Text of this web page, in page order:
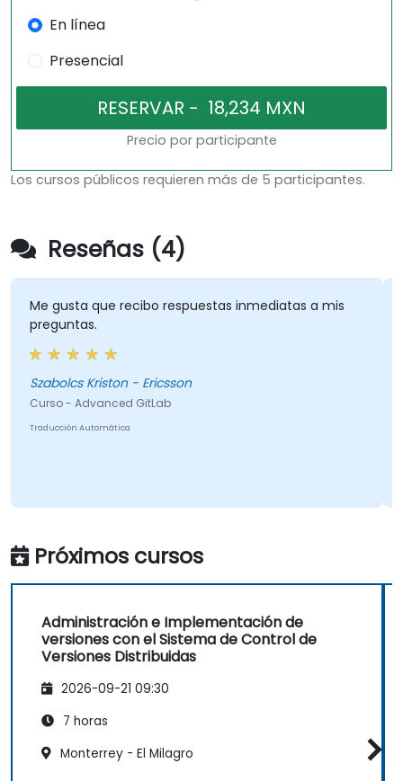
En línea
Presencial
Precio por participante
Los cursos públicos requieren más de 5 participantes.
Reseñas (4)
Me gusta que recibo respuestas inmediatas a mis
preguntas.
Szabolcs Kriston - Ericsson
Curso - Advanced GitLab
Traducción Automática
Próximos cursos
Administración e Implementación de
versiones con el Sistema de Control de
Versiones Distribuidas
2026-09-21 09:30
7 horas
Monterrey - El Milagro